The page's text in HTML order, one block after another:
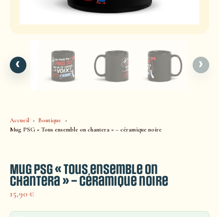
Accueil
Boutique
Mug PSG « Tous ensemble on chantera » – céramique noire
Mug PSG « Tous ensemble on
chantera » – céramique noire
15,90€
‹ ›